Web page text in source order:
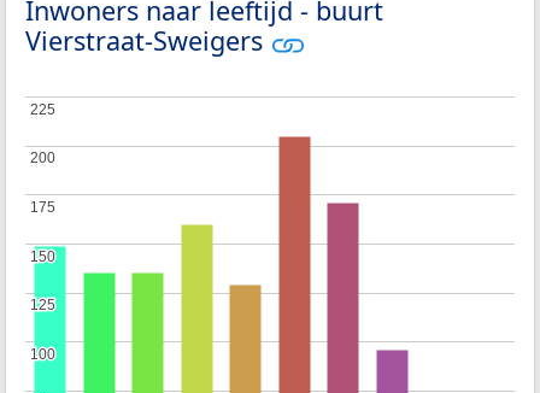
Inwoners naar leeftijd - buurt
Vierstraat-Sweigers
100
100
125
125
150
150
175
175
200
200
225
225